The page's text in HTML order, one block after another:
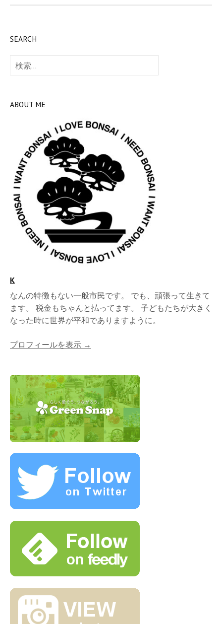
SEARCH
検
索:
ABOUT ME
K
なんの特徴もない一般市民です。 でも、頑張って生きて
ます。 税金もちゃんと払ってます。 子どもたちが大きく
なった時に世界が平和でありますように。
プロフィールを表示 →